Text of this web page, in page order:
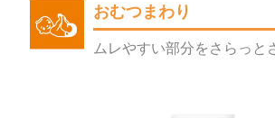
おむつまわり
ムレやすい部分をさらっと